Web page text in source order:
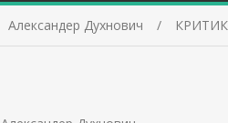
Александер Духнович КРИТИК